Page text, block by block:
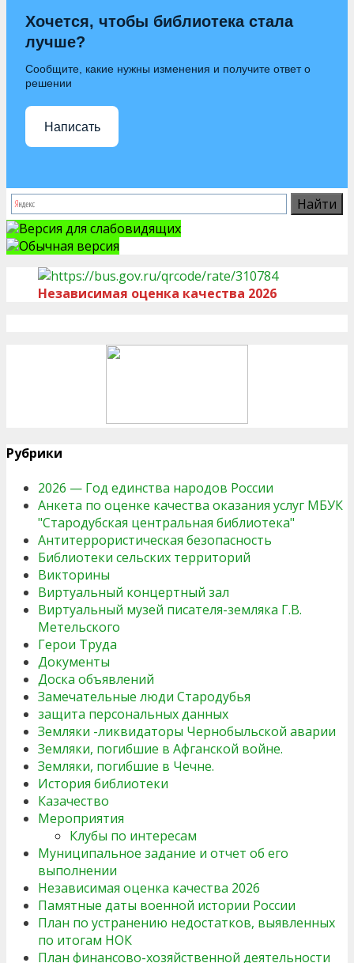
Хочется, чтобы библиотека стала
лучше?
Сообщите, какие нужны изменения и получите ответ о
решении
Написать
Версия для слабовидящих
Обычная версия
Независимая оценка качества 2026
Рубрики
2026 — Год единства народов России
Анкета по оценке качества оказания услуг МБУК
"Стародубская центральная библиотека"
Антитеррористическая безопасность
Библиотеки сельских территорий
Викторины
Виртуальный концертный зал
Виртуальный музей писателя-земляка Г.В.
Метельского
Герои Труда
Документы
Доска объявлений
Замечательные люди Стародубья
защита персональных данных
Земляки -ликвидаторы Чернобыльской аварии
Земляки, погибшие в Афганской войне.
Земляки, погибшие в Чечне.
История библиотеки
Казачество
Мероприятия
Клубы по интересам
Муниципальное задание и отчет об его
выполнении
Независимая оценка качества 2026
Памятные даты военной истории России
План по устранению недостатков, выявленных
по итогам НОК
План финансово-хозяйственной деятельности